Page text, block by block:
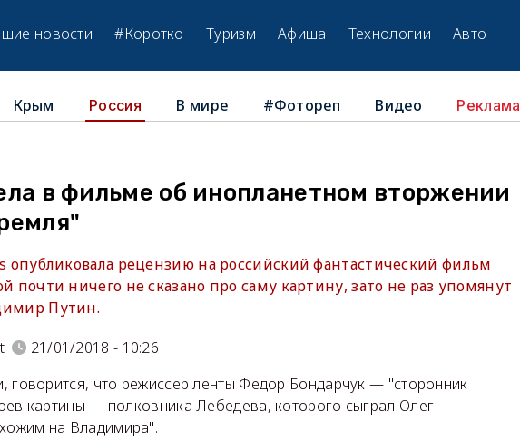
новости #Коротко Туризм Афиша Технологии Авто
Крым Россия В мире #Фотореп Видео Реклама
в фильме об инопланетном вторжении
опубликовала рецензию на российский фантастический фильм
почти ничего не сказано про саму картину, зато не раз упомянут
Путин.
21/01/2018 - 10:26
говорится, что режиссер ленты Федор Бондарчук — "сторонник
картины — полковника Лебедева, которого сыграл Олег
на Владимира".